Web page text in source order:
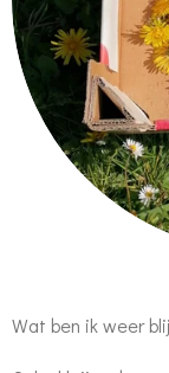
Wat ben ik weer